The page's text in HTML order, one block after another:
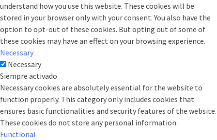
understand how you use this website. These cookies will be
stored in your browser only with your consent. You also have the
option to opt-out of these cookies. But opting out of some of
these cookies may have an effect on your browsing experience.
Necessary
Necessary
Siempre activado
Necessary cookies are absolutely essential for the website to
function properly. This category only includes cookies that
ensures basic functionalities and security features of the website.
These cookies do not store any personal information.
Functional